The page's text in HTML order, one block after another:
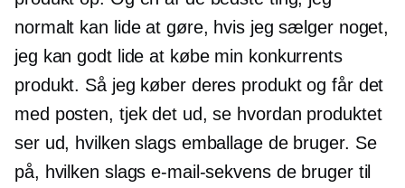
normalt kan lide at gøre, hvis jeg sælger noget,
jeg kan godt lide at købe min konkurrents
produkt. Så jeg køber deres produkt og får det
med posten, tjek det ud, se hvordan produktet
ser ud, hvilken slags emballage de bruger. Se
på, hvilken slags e-mail-sekvens de bruger til